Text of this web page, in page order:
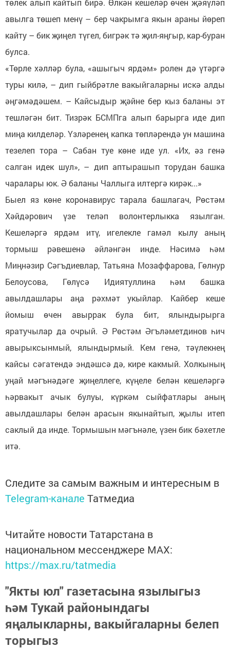
төлек алып кайтып бирә. Өлкән кешеләр өчен җәяүләп
авылга төшеп менү – бер чакрымга якын араны йөреп
кайту – бик җиңел түгел, бигрәк тә җил-яңгыр, кар-буран
булса.
«Төрле хәлләр була, «ашыгыч ярдәм» ролен дә үтәргә
туры килә, – дип гыйбрәтле вакыйгаларны искә алды
әңгәмәдәшем. – Кайсыдыр җәйне бер кыз баланы эт
тешләгән бит. Тизрәк БСМПга алып барырга иде дип
миңа килделәр. Үзләренең капка төпләрендә ун машина
тезелеп тора – Сабан туе көне иде ул. «Их, әз генә
салган идек шул», – дип аптырашып торудан башка
чаралары юк. Ә баланы Чаллыга илтергә кирәк...»
Быел яз көне коронавирус тарала башлагач, Рөстәм
Хәйдәрович үзе теләп волонтерлыкка язылган.
Кешеләргә ярдәм итү, игелекле гамәл кылу аның
тормыш рәвешенә әйләнгән инде. Нәсимә һәм
Миңнәзир Сәгъдиевлар, Татьяна Мозаффарова, Гөлнур
Белоусова, Гөлүсә Идиятуллина һәм башка
авылдашлары аңа рәхмәт укыйлар. Кайбер кеше
йомыш өчен авыррак була бит, ялындырырга
яратучылар да очрый. Ә Рөстәм Әгъләметдинов һич
авырыксынмый, ялындырмый. Кем генә, тәүлекнең
кайсы сәгатендә эндәшсә дә, кире какмый. Холкының
уңай мәгънәдәге җиңеллеге, күңеле белән кешеләргә
һәрвакыт ачык булуы, күркәм сыйфатлары аның
авылдашлары белән арасын якынайтып, җылы итеп
саклый да инде. Тормышын мәгънәле, үзен бик бәхетле
итә.
Следите за самым важным и интересным в
Telegram-канале Татмедиа
Читайте новости Татарстана в
национальном мессенджере MАХ:
https://max.ru/tatmedia
"Якты юл" газетасына язылыгыз
һәм Тукай районындагы
яңалыкларны, вакыйгаларны белеп
торыгыз